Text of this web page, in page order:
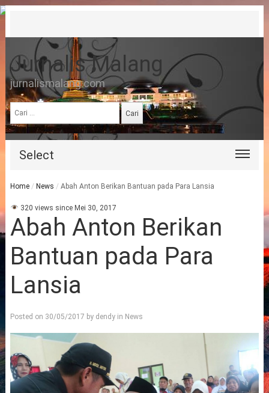
Jurnalis Malang
jurnalismalang.com
Cari
untuk:
Select
Home / News / Abah Anton Berikan Bantuan pada Para Lansia
320 views since Mei 30, 2017
Abah Anton Berikan
Bantuan pada Para
Lansia
Posted on 30/05/2017 by dendyin News